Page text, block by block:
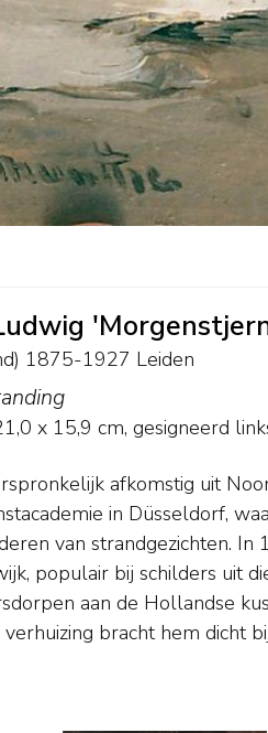
1875-1927 Leiden
x 15,9 cm, gesigneerd
afkomstig uit
in Düsseldorf,
van strandgezichten. In
populair bij schilders uit
aan de Hollandse
bracht hem dicht
voor zijn
woord 'Morgenstjerne'
van zijn oom
Munthe, destijds